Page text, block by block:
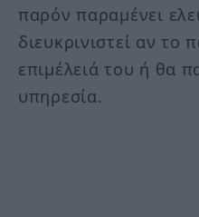
παρόν παραμένει
διευκρινιστεί αν το
επιμέλειά του ή θα
υπηρεσία.